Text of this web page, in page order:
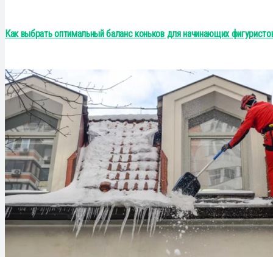
Как выбрать оптимальный баланс коньков для начинающих